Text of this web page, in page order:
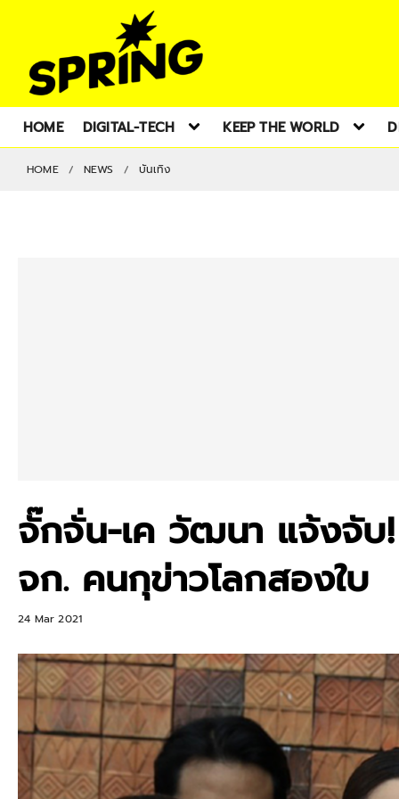
HOME DIGITAL-TECH KEEP THE WORLD
HOME NEWS บันเทิง
จั๊กจั่น-เค วัฒนา แจ้งจั
จก. คนกุข่าวโลกสองใบ
24 Mar 2021